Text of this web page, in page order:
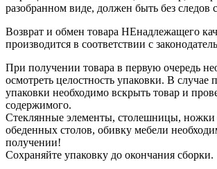
разобранном виде, должен быть без следов
Возврат и обмен товара НЕнадлежащего
производится в соответствии с
При получении товара в первую очередь
осмотреть целостность упаковки. В случае
упаковки необходимо вскрыть товар и
содержимого.
Стеклянные элементы, столешницы, ножки
обеденных столов, обивку мебели
получении!
Сохраняйте упаковку до окончания сборки.